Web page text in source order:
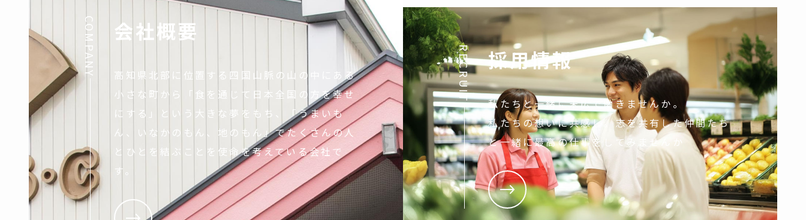
COMPANY 会社概要
高知県北部に位置する四国山脈の山の中にある
小さな町から「食を通じて日本全国の方を幸せ
にする」という大きな夢をもち、「うまいも
ん、いなかのもん、地のもん」でたくさんの人
とひとを結ぶことを使命を考えている会社で
す。
RECRUIT 採用情報
私たちと一緒に末広で働きませんか。
私たちの想いに共感し。志を共有した仲間たち
と一緒に最高の仕事をしてみませんか